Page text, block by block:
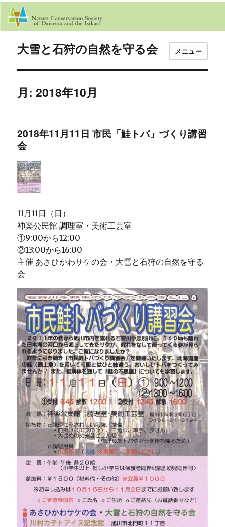
大雪と石狩の自然を守る会 メニュー
月:2018年10月
2018年11月11日 市民「鮭トバ」づくり講習
会
11月11日（日）
神楽公民館 調理室・美術工芸室
①9:00から12:00
②13:00から16:00
主催 あさひかわサケの会・大雪と石狩の自然を守る
会